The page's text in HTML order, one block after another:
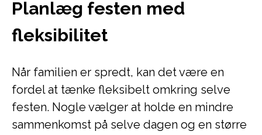
Planlæg festen med
fleksibilitet
Når familien er spredt, kan det være en
fordel at tænke fleksibelt omkring selve
festen. Nogle vælger at holde en mindre
sammenkomst på selve dagen og en større